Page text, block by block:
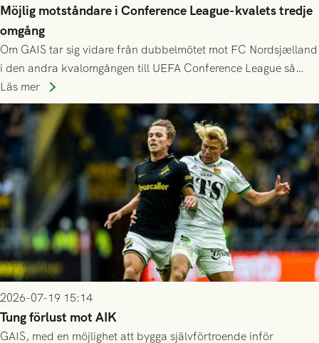
Möjlig motståndare i Conference League-kvalets tredje
omgång
Om GAIS tar sig vidare från dubbelmötet mot FC Nordsjælland
i den andra kvalomgången till UEFA Conference League så
spelas den tredje kvalomgången kort därpå. Motståndare blir
då vinnaren i mötet mellan isländska Valur och HŠK Zrinjski
Mostar från Bosnien och Hercegovina.
Läs mer
2026-07-19 15:14
Tung förlust mot AIK
GAIS, med en möjlighet att bygga självförtroende inför